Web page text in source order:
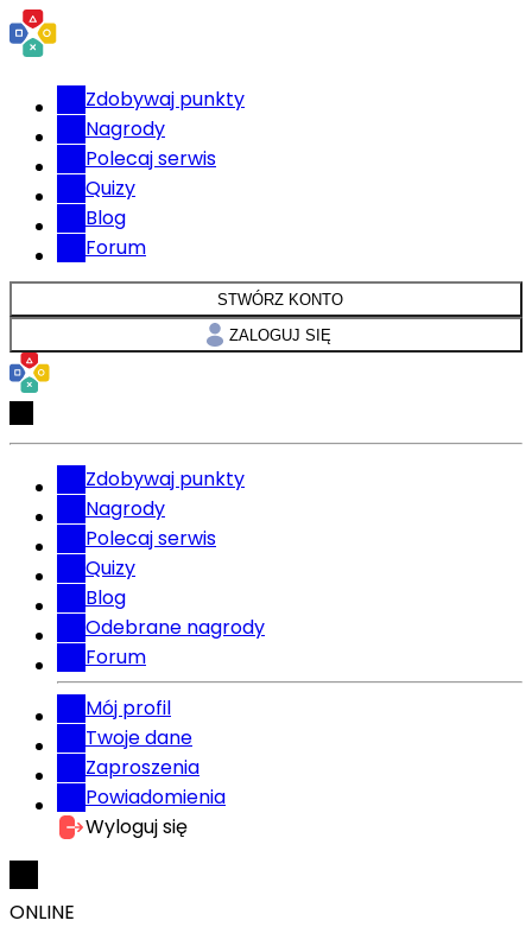
Zdobywaj punkty
Nagrody
Polecaj serwis
Quizy
Blog
Forum
STWÓRZ KONTO
ZALOGUJ SIĘ
Zdobywaj punkty
Nagrody
Polecaj serwis
Quizy
Blog
Odebrane nagrody
Forum
Mój profil
Twoje dane
Zaproszenia
Powiadomienia
Wyloguj się
ONLINE